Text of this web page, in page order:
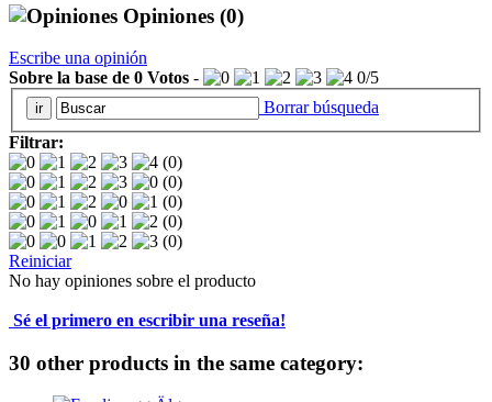
Opiniones (0)
Escribe una opinión
Sobre la base de 0 Votos - 0/5
Borrar búsqueda
Filtrar:
(0)
(0)
(0)
(0)
(0)
Reiniciar
No hay opiniones sobre el producto
Sé el primero en escribir una reseña!
30 other products in the same category: